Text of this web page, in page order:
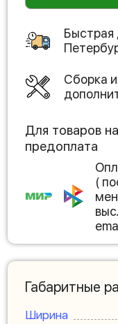
Быстрая
Сборка
Для товаров
предоплата
(
Габаритные
Ширина